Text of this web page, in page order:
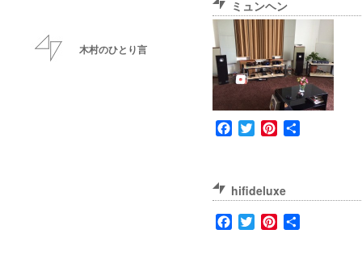
ミュンヘン
Facebook
TwitterPinterest
共
hifideluxe
Facebook
TwitterPinterest
共
木村のひとり言